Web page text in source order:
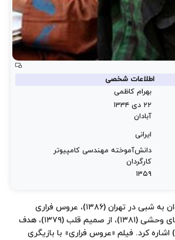
اطلاعات شخصی
بهرام کاظمی
۲۲ دی ۱۳۳۴
آبادان
ایرانی
دانش‌آموخته مهندسی کامپیوتر
کارگردان
۱۳۵۹
از جمله آثار وی می‌توان به شبی در تهران (۱۳۸۶)، عروس فراری
(۱۳۸۳)، سریال زنبق‌های وحشی (۱۳۸۱)، از صمیم قلب (۱۳۷۹)، هدف
(۱۳۷۳)، پادزهر (۱۳۷۲) اشاره کرد. فیلم «عروس فراری» با بازیگری